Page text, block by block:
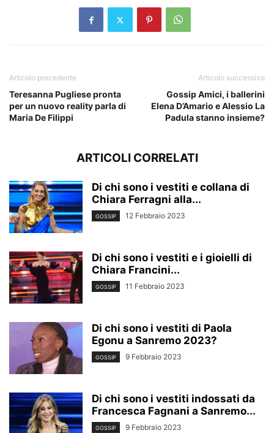
Articolo precedente
Teresanna Pugliese pronta
per un nuovo reality parla di
Maria De Filippi
Articolo successivo
Gossip Amici, i ballerini
Elena D’Amario e Alessio La
Padula stanno insieme?
ARTICOLI CORRELATI
Di chi sono i vestiti e collana di
Chiara Ferragni alla...
GOSSIP 12 Febbraio 2023
Di chi sono i vestiti e i gioielli di
Chiara Francini...
GOSSIP 11 Febbraio 2023
Di chi sono i vestiti di Paola
Egonu a Sanremo 2023?
GOSSIP 9 Febbraio 2023
Di chi sono i vestiti indossati da
Francesca Fagnani a Sanremo...
GOSSIP 9 Febbraio 2023